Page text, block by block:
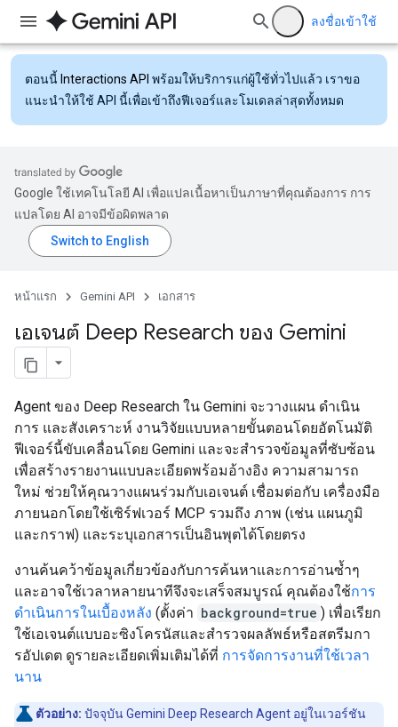
ลงชื่อเข้าใช้
ตอนนี้ Interactions API พร้อมให้บริการแก่ผู้ใช้ทั่วไปแล้ว เราขอ
แนะนำให้ใช้ API นี้เพื่อเข้าถึงฟีเจอร์และโมเดลล่าสุดทั้งหมด
Google ใช้เทคโนโลยี AI เพื่อแปลเนื้อหาเป็นภาษาที่คุณต้องการ การ
แปลโดย AI อาจมีข้อผิดพลาด
หน้าแรก Gemini API เอกสาร
เอเจนต์ Deep Research ของ Gemini
Agent ของ Deep Research ใน Gemini จะวางแผน ดำเนิน
การ และสังเคราะห์ งานวิจัยแบบหลายขั้นตอนโดยอัตโนมัติ
ฟีเจอร์นี้ขับเคลื่อนโดย Gemini และจะสำรวจข้อมูลที่ซับซ้อน
เพื่อสร้างรายงานแบบละเอียดพร้อมอ้างอิง ความสามารถ
ใหม่ ช่วยให้คุณวางแผนร่วมกับเอเจนต์ เชื่อมต่อกับ เครื่องมือ
ภายนอกโดยใช้เซิร์ฟเวอร์ MCP รวมถึง ภาพ (เช่น แผนภูมิ
และกราฟ) และระบุเอกสารเป็นอินพุตได้โดยตรง
งานค้นคว้าข้อมูลเกี่ยวข้องกับการค้นหาและการอ่านซ้ำๆ
และอาจใช้เวลาหลายนาทีจึงจะเสร็จสมบูรณ์ คุณต้องใช้การ
ดำเนินการในเบื้องหลัง (ตั้งค่า background=true ) เพื่อเรียก
ใช้เอเจนต์แบบอะซิงโครนัสและสำรวจผลลัพธ์หรือสตรีมกา
รอัปเดต ดูรายละเอียดเพิ่มเติมได้ที่ การจัดการงานที่ใช้เวลา
นาน
ตัวอย่าง: ปัจจุบัน Gemini Deep Research Agent อยู่ในเวอร์ชัน